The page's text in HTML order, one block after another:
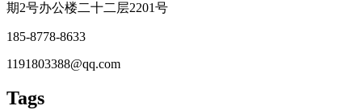
期2号办公楼二十二层2201号
185-8778-8633
1191803388@qq.com
Tags